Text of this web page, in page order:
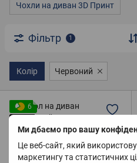
Ми дбаємо про вашу
Це веб-сайт, який
маркетингу та статистичних
Чохли на диван 3D Принт
Фільтр 1
Колір Червоний
6